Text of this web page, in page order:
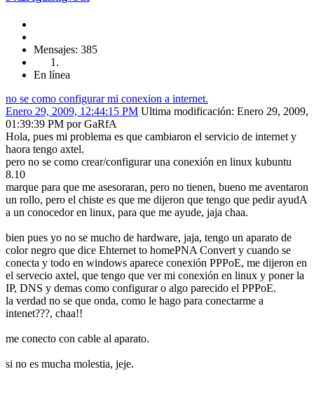
Mensajes: 385
En línea
no se como configurar mi conexion a internet.
Enero 29, 2009, 12:44:15 PM Ultima modificación: Enero 29, 2009,
01:39:39 PM por GaRfA
Hola, pues mi problema es que cambiaron el servicio de internet y
haora tengo axtel.
pero no se como crear/configurar una conexión en linux kubuntu
8.10
marque para que me asesoraran, pero no tienen, bueno me aventaron
un rollo, pero el chiste es que me dijeron que tengo que pedir ayudA
a un conocedor en linux, para que me ayude, jaja chaa.
bien pues yo no se mucho de hardware, jaja, tengo un aparato de
color negro que dice Ehternet to homePNA Convert y cuando se
conecta y todo en windows aparece conexión PPPoE, me dijeron en
el servecio axtel, que tengo que ver mi conexión en linux y poner la
IP, DNS y demas como configurar o algo parecido el PPPoE.
la verdad no se que onda, como le hago para conectarme a
intenet???, chaa!!
me conecto con cable al aparato.
si no es mucha molestia, jeje.